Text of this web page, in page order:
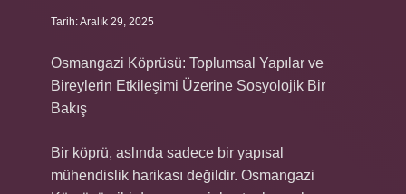
Tarih: Aralık 29, 2025
Osmangazi Köprüsü: Toplumsal Yapılar ve
Bireylerin Etkileşimi Üzerine Sosyolojik Bir
Bakış
Bir köprü, aslında sadece bir yapısal
mühendislik harikası değildir. Osmangazi